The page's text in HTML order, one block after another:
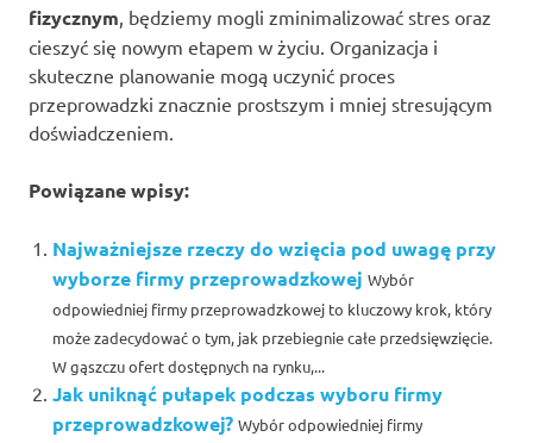
fizycznym , będziemy mogli zminimalizować stres oraz
cieszyć się nowym etapem w życiu. Organizacja i
skuteczne planowanie mogą uczynić proces
przeprowadzki znacznie prostszym i mniej stresującym
doświadczeniem.
Powiązane wpisy:
Najważniejsze rzeczy do wzięcia pod uwagę przy
wyborze firmy przeprowadzkowej Wybór
odpowiedniej firmy przeprowadzkowej to kluczowy krok, który
może zadecydować o tym, jak przebiegnie całe przedsięwzięcie.
W gąszczu ofert dostępnych na rynku,...
Jak uniknąć pułapek podczas wyboru firmy
przeprowadzkowej? Wybór odpowiedniej firmy